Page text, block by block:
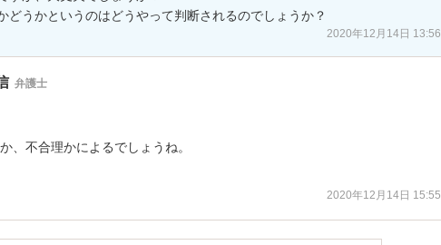
どうかというのはどうやって判断されるのでしょうか？
2020年12月14日 13:56
弁護士
、不合理かによるでしょうね。
2020年12月14日 15:55